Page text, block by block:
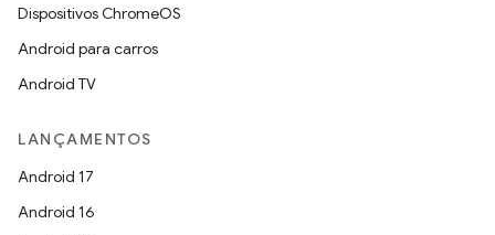
Dispositivos ChromeOS
Android para carros
Android TV
LANÇAMENTOS
Android 17
Android 16